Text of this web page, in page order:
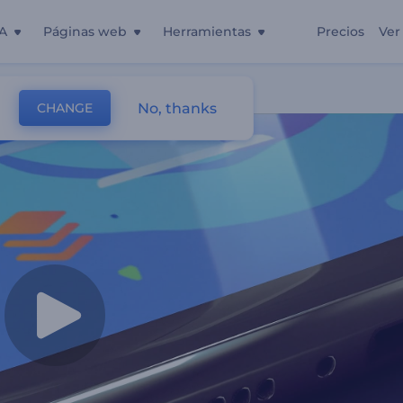
Páginas web Herramientas Precios Ver
CHANGE No, thanks